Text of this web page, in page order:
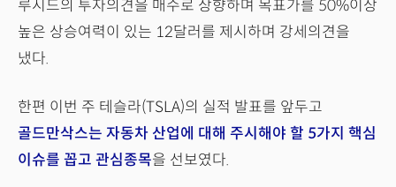
루시드의 투자의견을 매수로 상향하며 목표가를 50%이상
높은 상승여력이 있는 12달러를 제시하며 강세의견을
냈다.
한편 이번 주 테슬라(TSLA)의 실적 발표를 앞두고
골드만삭스는 자동차 산업에 대해 주시해야 할 5가지 핵심
이슈를 꼽고 관심종목을 선보였다.